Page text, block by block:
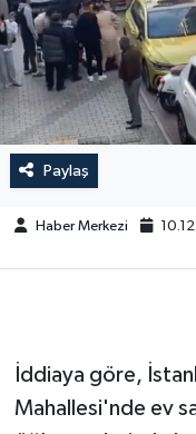
Paylaş
Haber Merkezi
İddiaya göre,
Mahallesi'nde ev